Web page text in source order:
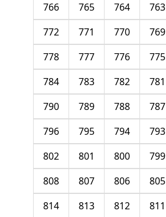
763
764
765
766
769
770
771
772
775
776
777
778
781
782
783
784
787
788
789
790
793
794
795
796
799
800
801
802
805
806
807
808
811
812
813
814